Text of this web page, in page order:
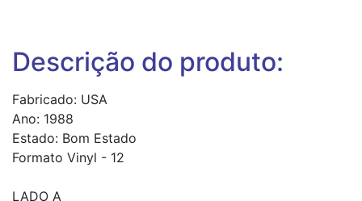
Descrição do produto:
Fabricado: USA
Ano: 1988
Estado: Bom Estado
Formato Vinyl - 12
LADO A